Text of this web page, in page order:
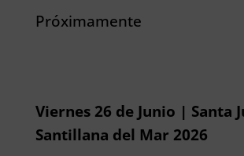
Próximamente
Viernes 26 de Junio | Santa
Santillana del Mar 2026